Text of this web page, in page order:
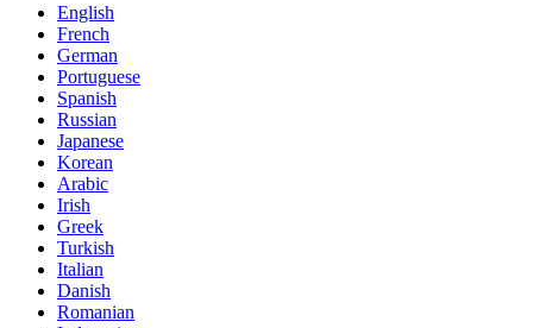
English
French
German
Portuguese
Spanish
Russian
Japanese
Korean
Arabic
Irish
Greek
Turkish
Italian
Danish
Romanian